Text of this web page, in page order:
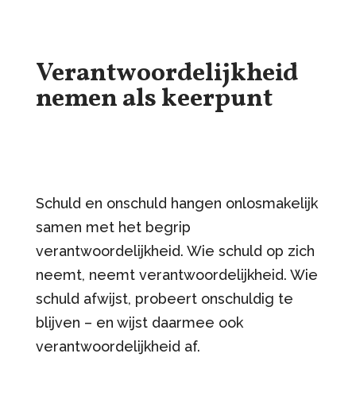
Verantwoordelijkheid
nemen als keerpunt
Schuld en onschuld hangen onlosmakelijk
samen met het begrip
verantwoordelijkheid. Wie schuld op zich
neemt, neemt verantwoordelijkheid. Wie
schuld afwijst, probeert onschuldig te
blijven – en wijst daarmee ook
verantwoordelijkheid af.